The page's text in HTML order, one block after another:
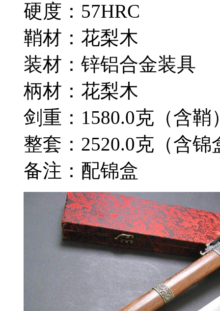
硬度：57HRC
鞘材：花梨木
装材：锌铝合金装具
柄材：花梨木
剑重：1580.0克（含鞘
整套：2520.0克（含锦
备注：配锦盒